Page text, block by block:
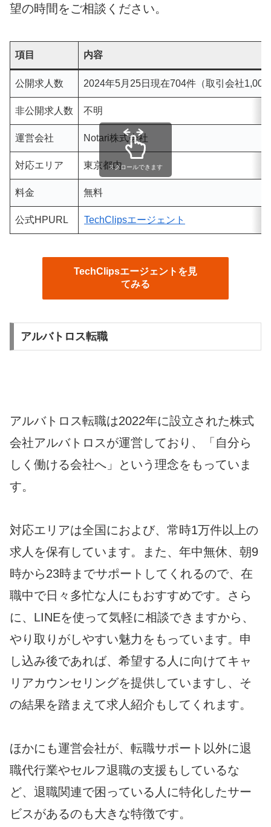
望の時間をご相談ください。
項目 内容
公開求人数 2024年5月25日現在704件（取引会社1,000
非公開求人数 不明
運営会社 Notari株式会社
対応エリア 東京都内
料金 無料
公式HPURL TechClipsエージェント
スクロールできます
TechClipsエージェントを見
てみる
アルバトロス転職
アルバトロス転職は2022年に設立された株式
会社アルバトロスが運営しており、「自分ら
しく働ける会社へ」という理念をもっていま
す。
対応エリアは全国におよび、常時1万件以上の
求人を保有しています。また、年中無休、朝9
時から23時までサポートしてくれるので、在
職中で日々多忙な人にもおすすめです。さら
に、LINEを使って気軽に相談できますから、
やり取りがしやすい魅力をもっています。申
し込み後であれば、希望する人に向けてキャ
リアカウンセリングを提供していますし、そ
の結果を踏まえて求人紹介もしてくれます。
ほかにも運営会社が、転職サポート以外に退
職代行業やセルフ退職の支援もしているな
ど、退職関連で困っている人に特化したサー
ビスがあるのも大きな特徴です。